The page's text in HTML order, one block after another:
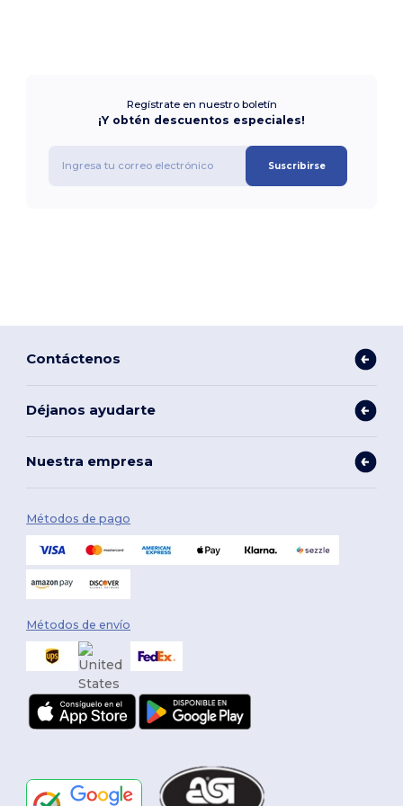
Regístrate en nuestro boletín
¡Y obtén descuentos especiales!
Suscribirse
Contáctenos
Déjanos ayudarte
Nuestra empresa
Métodos de pago
Métodos de envío